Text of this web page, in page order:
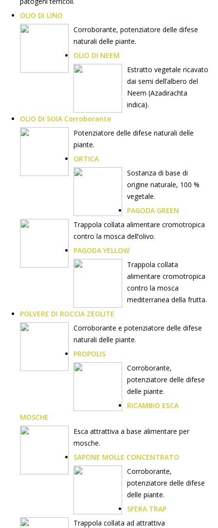
OLIO DI LINO
Corroborante, potenziatore delle difese
naturali delle piante.
OLIO DI NEEM
Estratto vegetale ricavato
dai semi dell’albero del
Neem (Azadirachta
indica).
OLIO DI SOIA Corroborante
Potenziatore delle difese naturali delle
piante.
ORTICA
Sostanza di base di
origine naturale, 100 %
vegetale.
PAGODA GREEN
Trappola collata alimentare cromotropica
contro la mosca dell’olivo.
PAGODA YELLOW
Trappola collata
alimentare cromotropica
contro la mosca
mediterranea della frutta.
POLVERE DI ROCCIA ZEOLITE
Corroborante e potenziatore delle difese
naturali delle piante.
PROPOLIS
Corroborante,
potenziatore delle difese
delle piante.
RICAMBIO ESCA
MOSCHE
Esca attrattiva a base alimentare per
mosche.
SAPONE MOLLE CONCENTRATO
Corroborante,
potenziatore delle difese
delle piante.
SFERA TRAP
Trappola collata ad attrattiva